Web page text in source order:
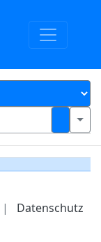
| Datenschutz